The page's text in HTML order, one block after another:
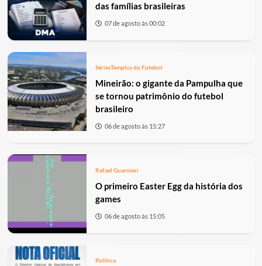
das famílias brasileiras
07 de agosto às 00:02
SériesTemplos do Futebol
Mineirão: o gigante da Pampulha que
se tornou patrimônio do futebol
brasileiro
06 de agosto às 15:27
Rafael Guarnieri
O primeiro Easter Egg da história dos
games
06 de agosto às 15:05
Política